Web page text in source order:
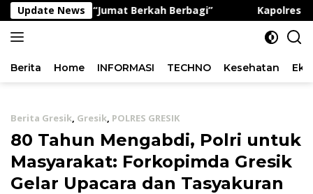
Langsung
ke
konten
Update News
Program “Jumat Berkah Berbagi” Kapolres Gresik
Berita Home INFORMASI TECHNO Kesehatan
Berita Gresik, Gresik, POLRES GRESIK
80 Tahun Mengabdi, Polri untuk
Masyarakat: Forkopimda Gresik
Gelar Upacara dan Tasyakuran